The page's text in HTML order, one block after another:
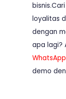
loyalitas
dengan
apa lagi?
WhatsApp
demo